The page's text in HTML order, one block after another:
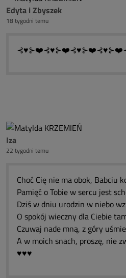
Edyta i Zbyszek
18 tygodni temu
Iza
22 tygodni temu
Choć Cię nie ma obok, Babciu
Pamięć o Tobie w sercu jest
Dziś w dniu urodzin w niebo
O spokój wieczny dla Ciebie
Czuwaj nade mną, z góry
A w moich snach, proszę, nie
♥️♥️♥️